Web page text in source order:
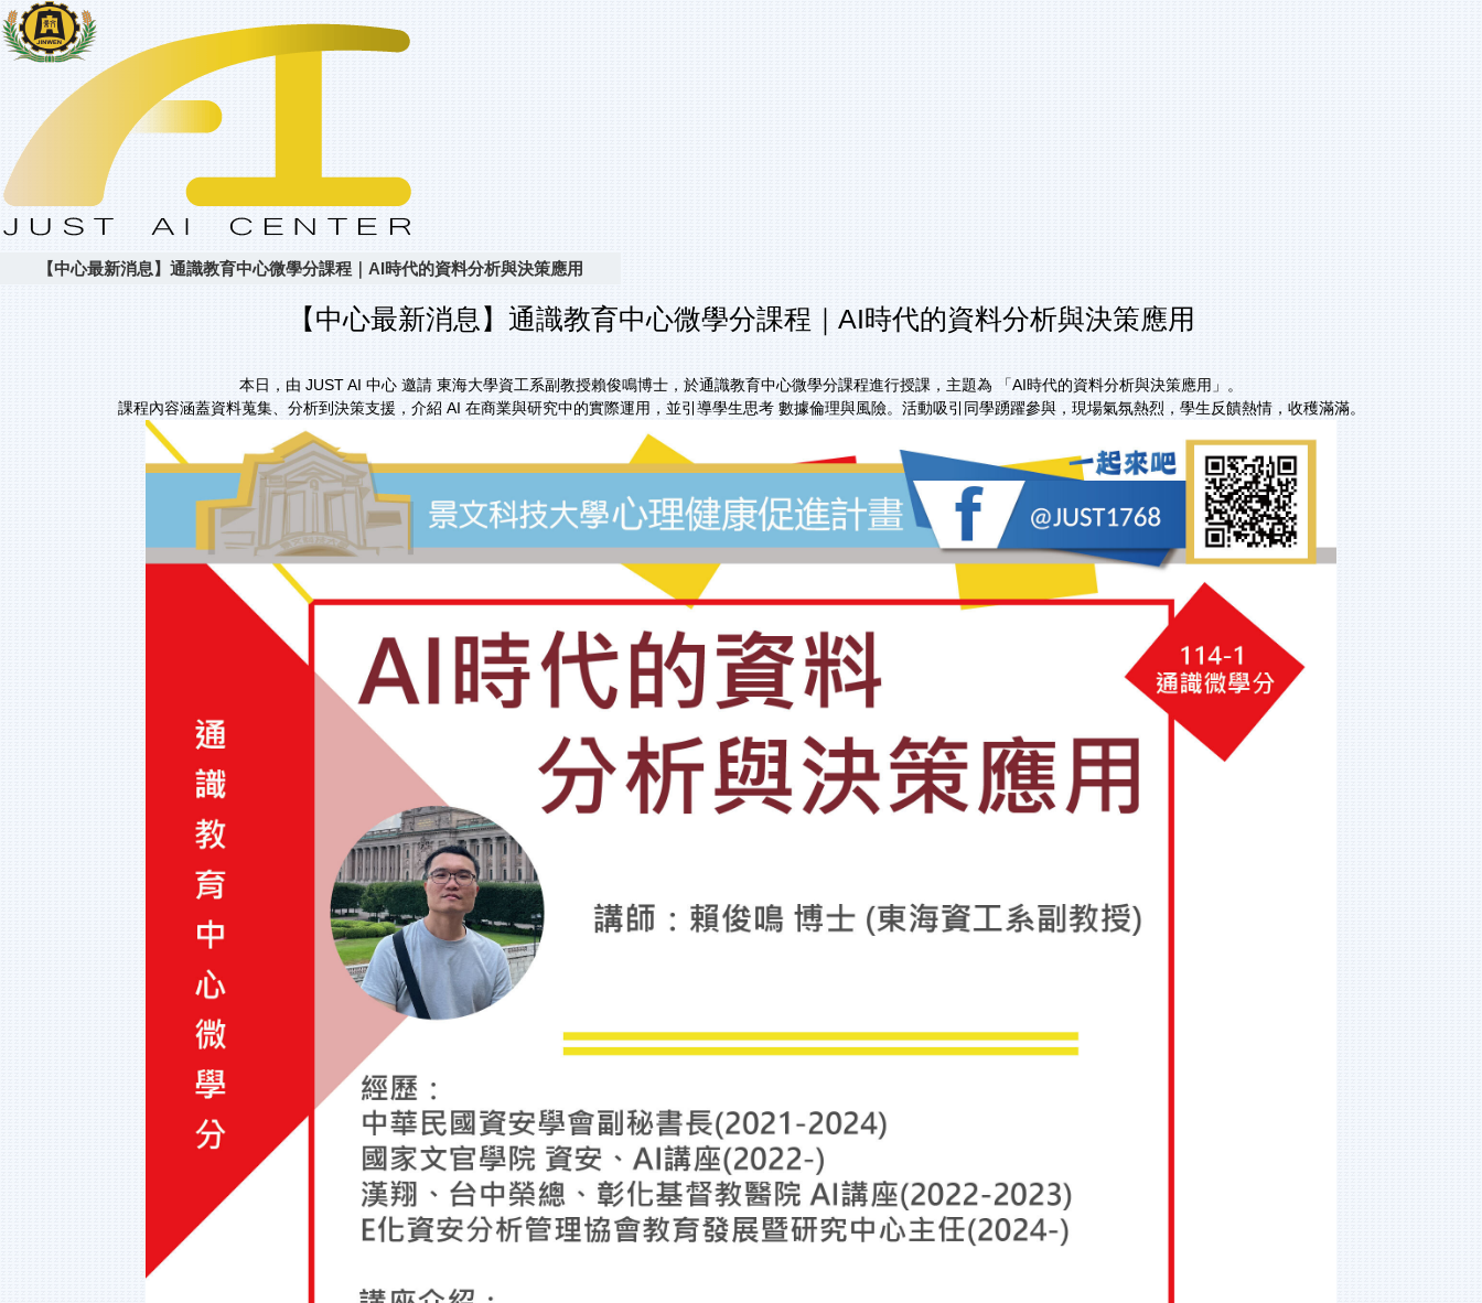
【中心最新消息】通識教育中心微學分課程｜AI時代的資料分析與決策應用
【中心最新消息】通識教育中心微學分課程｜AI時代的資料分析與決策應用
本日，由 JUST AI 中心 邀請 東海大學資工系副教授賴俊鳴博士，於通識教育中心微學分課程進行授課，主題為 「AI時代的資料分析與決策應用」。
課程內容涵蓋資料蒐集、分析到決策支援，介紹 AI 在商業與研究中的實際運用，並引導學生思考 數據倫理與風險。活動吸引同學踴躍參與，現場氣氛熱烈，學生反饋熱情，收穫滿滿。